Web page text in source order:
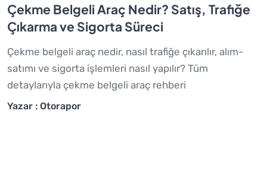
Çekme Belgeli Araç Nedir? Satış, Trafiğe
Çıkarma ve Sigorta Süreci
Çekme belgeli araç nedir, nasıl trafiğe çıkarılır, alım-
satımı ve sigorta işlemleri nasıl yapılır? Tüm
detaylarıyla çekme belgeli araç rehberi
Yazar : Otorapor